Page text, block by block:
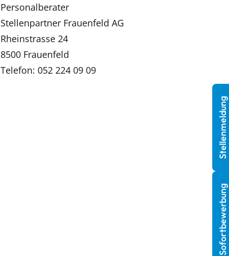
Personalberater
Stellenpartner Frauenfeld AG
Rheinstrasse 24
8500 Frauenfeld
Telefon: 052 224 09 09
Sofortbewerbung
Stellenmeldung